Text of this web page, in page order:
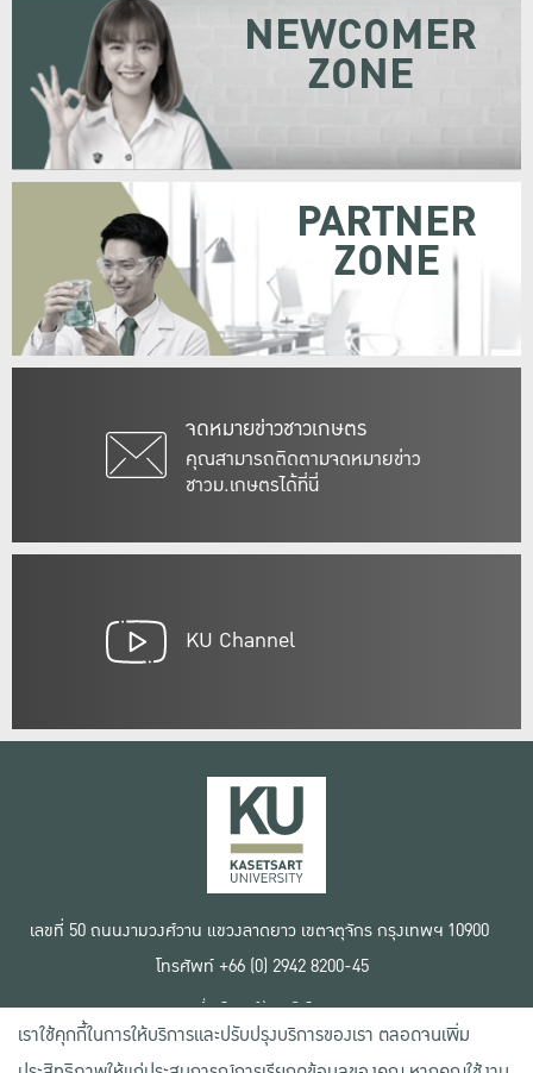
จดหมายข่าวชาวเกษตร
คุณสามารถติดตามจดหมายข่าว
ชาวม.เกษตรได้ที่นี่
NEWCOMER
ZONE
PARTNER
ZONE
KU Channel
เลขที่ 50 ถนนงามวงศ์วาน แขวงลาดยาว เขตจตุจักร กรุงเทพฯ 10900
โทรศัพท์ +66 (0) 2942 8200-45
เงื่อนไขการใช้งานเว็บไซต์
ข้อตกลงด้านสิทธิ์ใช้งาน
นโยบายความเป็นส่วนตัว
เราใช้คุกกี้ในการให้บริการและปรับปรุงบริการของเรา ตลอดจนเพิ่ม